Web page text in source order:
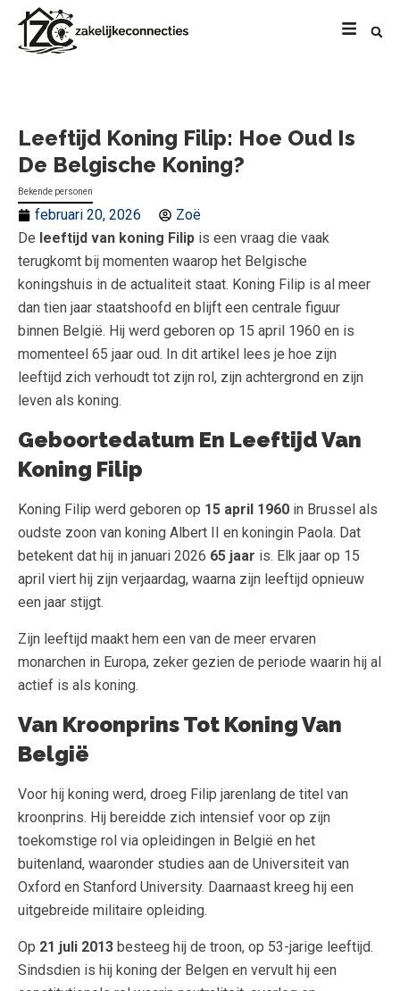
Leeftijd Koning Filip: Hoe Oud Is
De Belgische Koning?
Bekende personen
februari 20, 2026
Zoë
De leeftijd van koning Filip is een vraag die vaak
terugkomt bij momenten waarop het Belgische
koningshuis in de actualiteit staat. Koning Filip is al meer
dan tien jaar staatshoofd en blijft een centrale figuur
binnen België. Hij werd geboren op 15 april 1960 en is
momenteel 65 jaar oud. In dit artikel lees je hoe zijn
leeftijd zich verhoudt tot zijn rol, zijn achtergrond en zijn
leven als koning.
Geboortedatum En Leeftijd Van
Koning Filip
Koning Filip werd geboren op 15 april 1960 in Brussel als
oudste zoon van koning Albert II en koningin Paola. Dat
betekent dat hij in januari 2026 65 jaar is. Elk jaar op 15
april viert hij zijn verjaardag, waarna zijn leeftijd opnieuw
een jaar stijgt.
Zijn leeftijd maakt hem een van de meer ervaren
monarchen in Europa, zeker gezien de periode waarin hij al
actief is als koning.
Van Kroonprins Tot Koning Van
België
Voor hij koning werd, droeg Filip jarenlang de titel van
kroonprins. Hij bereidde zich intensief voor op zijn
toekomstige rol via opleidingen in België en het
buitenland, waaronder studies aan de Universiteit van
Oxford en Stanford University. Daarnaast kreeg hij een
uitgebreide militaire opleiding.
Op 21 juli 2013 besteeg hij de troon, op 53-jarige leeftijd.
Sindsdien is hij koning der Belgen en vervult hij een